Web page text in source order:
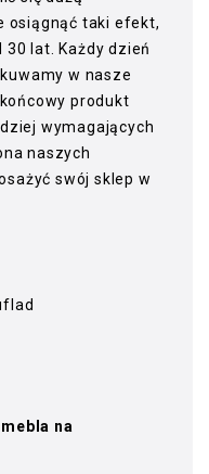
osiągnąć taki efekt,
30 lat. Każdy dzień
w nasze
produkt
wymagających
naszych
swój sklep w
na